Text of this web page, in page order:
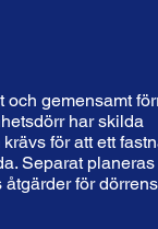
och gemensamt
har skilda
för att ett
Separat planeras
för dörrens